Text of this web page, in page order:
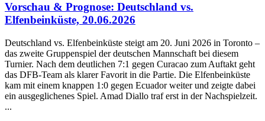
Vorschau & Prognose: Deutschland vs.
Elfenbeinküste, 20.06.2026
Deutschland vs. Elfenbeinküste steigt am 20. Juni 2026 in Toronto –
das zweite Gruppenspiel der deutschen Mannschaft bei diesem
Turnier. Nach dem deutlichen 7:1 gegen Curacao zum Auftakt geht
das DFB-Team als klarer Favorit in die Partie. Die Elfenbeinküste
kam mit einem knappen 1:0 gegen Ecuador weiter und zeigte dabei
ein ausgeglichenes Spiel. Amad Diallo traf erst in der Nachspielzeit.
...